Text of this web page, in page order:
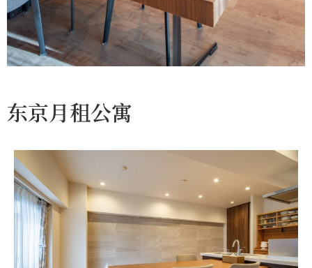
优雅东京生活
东京月租公寓